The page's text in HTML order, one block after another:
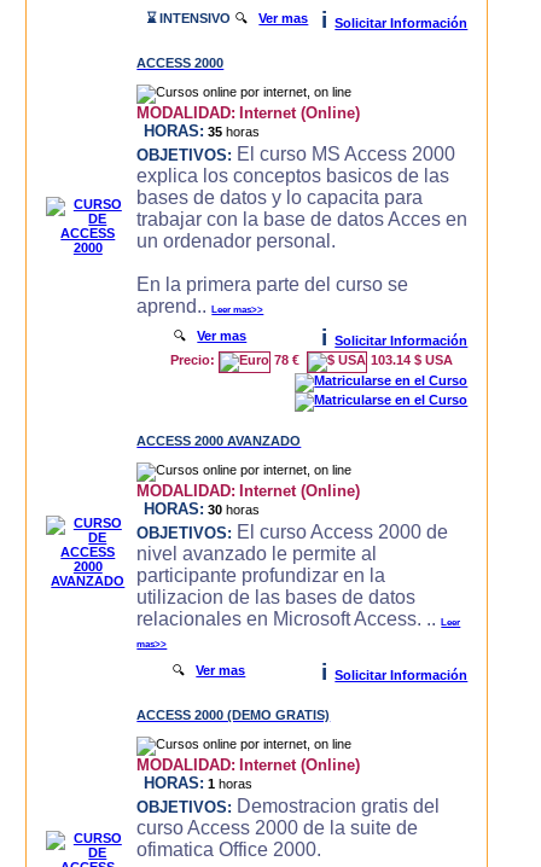
⌛ INTENSIVO 🔍Ver mas i Solicitar Información
ACCESS 2000
MODALIDAD: Internet (Online)
HORAS: 35 horas
OBJETIVOS: El curso MS Access 2000
explica los conceptos basicos de las
bases de datos y lo capacita para
trabajar con la base de datos Acces en
un ordenador personal.
En la primera parte del curso se
aprend..Leer mas>>
🔍Ver mas i
Solicitar Información
Precio:
78 € 103.14 $ USA
ACCESS 2000 AVANZADO
MODALIDAD: Internet (Online)
HORAS: 30 horas
OBJETIVOS: El curso Access 2000 de
nivel avanzado le permite al
participante profundizar en la
utilizacion de las bases de datos
relacionales en Microsoft Access. ..Leer
mas>>
🔍Ver mas i Solicitar Información
ACCESS 2000 (DEMO GRATIS)
MODALIDAD: Internet (Online)
HORAS: 1 horas
OBJETIVOS: Demostracion gratis del
curso Access 2000 de la suite de
ofimatica Office 2000.